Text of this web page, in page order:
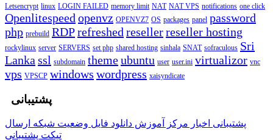
Letsencrypt linux LOGIN FAILED memory limit NAT NAT VPS notifications one click
Openlitespeed openvz OPENVZ7 OS packages panel password
php prebuild RDPrefreshed resellerreseller hosting
rockylinux server SERVERS set php shared hosting sinhala SNAT sofraculous Sri
Lanka ssl subdomain themeubuntu user user.ini virtualizor vnc
vps VPSCP windows wordpress xaisyndicate
پشتیبانی
پشتیبانی اخبار مرکز آموزش دانلود فایل وضعیت شبکه ارسال
تیکت پشتیبانی